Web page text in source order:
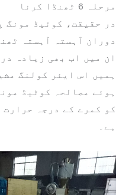
مرحلہ 6 ٹھنڈا کرنا
در حقیقت، کوٹیڈ مونگ
دوران آہستہ آہستہ
ان میں اب بھی زیادہ
ہمیں اس ایئر کولنگ
ہوئے مصالحہ کوٹیڈ
کو کمرے کے درجہ
ہے۔